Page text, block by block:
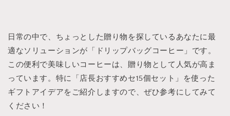
日常の中で、ちょっとした贈り物を探しているあなたに最
適なソリューションが「ドリップバッグコーヒー」です。
この便利で美味しいコーヒーは、贈り物として人気が高ま
っています。特に「店長おすすめセ15個セット」を使った
ギフトアイデアをご紹介しますので、ぜひ参考にしてみて
ください！